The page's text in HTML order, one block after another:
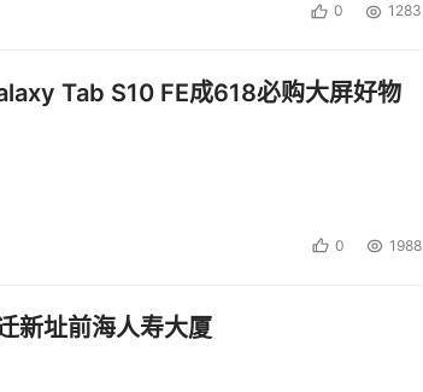
0 1283
Tab S10 FE成618必购大屏好物
0 1988
新址前海人寿大厦